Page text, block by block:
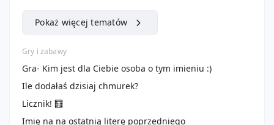
Pokaż więcej tematów
Gry i zabawy
Gra- Kim jest dla Ciebie osoba o tym imieniu :)
Ile dodałaś dzisiaj chmurek?
Licznik! 🧮
Imię na na ostatnią literę poprzedniego